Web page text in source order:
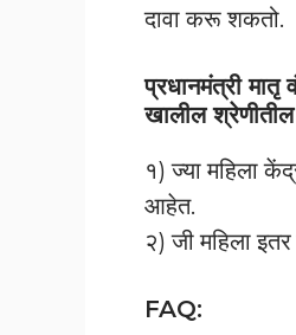
दावा करू शकतो.
प्रधानमंत्री
खालील
१) ज्या महिला
आहेत.
२) जी महिला इतर
FAQ: